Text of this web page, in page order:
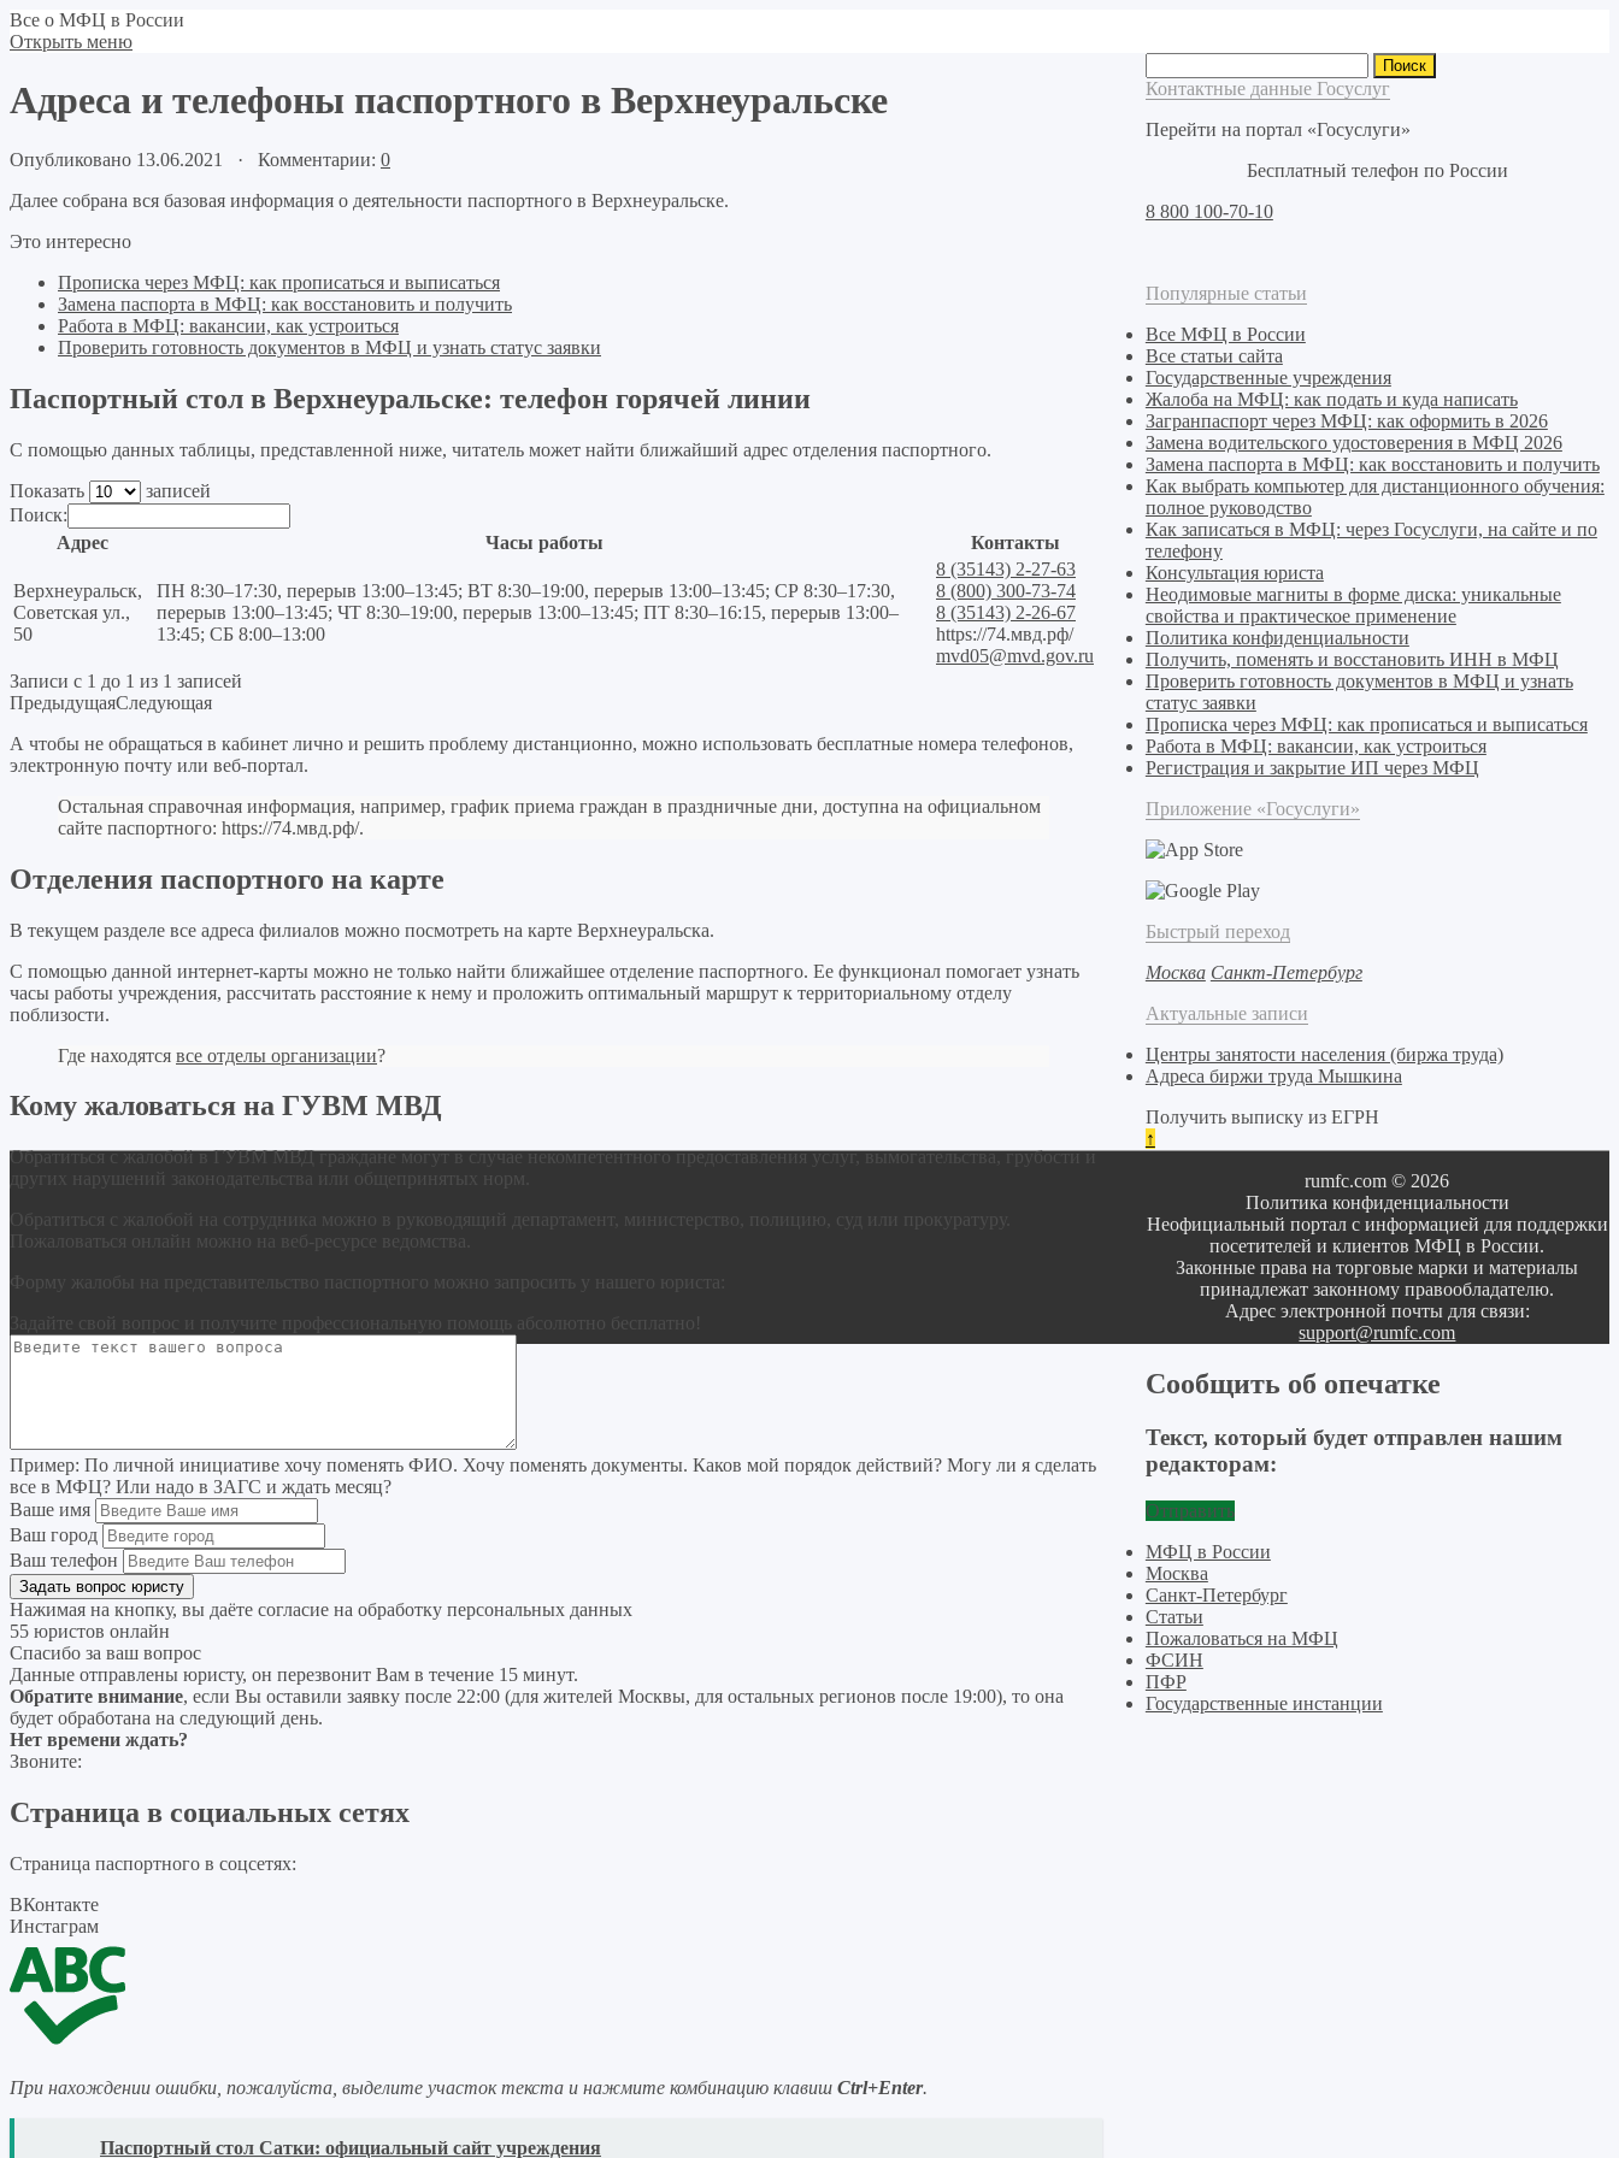
Все о МФЦ в России
Открыть меню
Адреса и телефоны паспортного в Верхнеуральске
Опубликовано 13.06.2021 · Комментарии: 0
Далее собрана вся базовая информация о деятельности паспортного в Верхнеуральске.
Это интересно
Прописка через МФЦ: как прописаться и выписаться
Замена паспорта в МФЦ: как восстановить и получить
Работа в МФЦ: вакансии, как устроиться
Проверить готовность документов в МФЦ и узнать статус заявки
Паспортный стол в Верхнеуральске: телефон горячей линии
С помощью данных таблицы, представленной ниже, читатель может найти ближайший адрес отделения паспортного.
Показать
записей
Поиск:
Адрес
Часы работы Контакты
Верхнеуральск,
Советская ул.,
50
ПН 8:30–17:30, перерыв 13:00–13:45; ВТ 8:30–19:00, перерыв 13:00–13:45; СР 8:30–17:30,
перерыв 13:00–13:45; ЧТ 8:30–19:00, перерыв 13:00–13:45; ПТ 8:30–16:15, перерыв 13:00–
13:45; СБ 8:00–13:00
8 (35143) 2-27-63
8 (800) 300-73-74
8 (35143) 2-26-67
https://74.мвд.рф/
mvd05@mvd.gov.ru
Записи с 1 до 1 из 1 записей
ПредыдущаяСледующая
А чтобы не обращаться в кабинет лично и решить проблему дистанционно, можно использовать бесплатные номера телефонов,
электронную почту или веб-портал.
Остальная справочная информация, например, график приема граждан в праздничные дни, доступна на официальном
сайте паспортного: https://74.мвд.рф/.
Отделения паспортного на карте
В текущем разделе все адреса филиалов можно посмотреть на карте Верхнеуральска.
С помощью данной интернет-карты можно не только найти ближайшее отделение паспортного. Ее функционал помогает узнать
часы работы учреждения, рассчитать расстояние к нему и проложить оптимальный маршрут к территориальному отделу
поблизости.
Где находятся все отделы организации?
Кому жаловаться на ГУВМ МВД
Обратиться с жалобой в ГУВМ МВД граждане могут в случае некомпетентного предоставления услуг, вымогательства, грубости и
других нарушений законодательства или общепринятых норм.
Обратиться с жалобой на сотрудника можно в руководящий департамент, министерство, полицию, суд или прокуратуру.
Пожаловаться онлайн можно на веб-ресурсе ведомства.
Форму жалобы на представительство паспортного можно запросить у нашего юриста:
Задайте свой вопрос
и получите профессиональную помощь абсолютно бесплатно!
Пример: По личной инициативе хочу поменять ФИО. Хочу поменять документы. Каков мой порядок действий? Могу ли я сделать
все в МФЦ? Или надо в ЗАГС и ждать месяц?
Ваше имя
Ваш город
Ваш телефон
Нажимая на кнопку, вы даёте согласие на обработку персональных данных
55 юристов онлайн
Спасибо за ваш вопрос
Данные отправлены юристу, он перезвонит Вам в течение 15 минут.
Обратите внимание, если Вы оставили заявку после 22:00 (для жителей Москвы, для остальных регионов после 19:00), то она
будет обработана на следующий день.
Нет времени ждать?
Звоните:
Страница в социальных сетях
Страница паспортного в соцсетях:
ВКонтакте
Инстаграм
При нахождении ошибки, пожалуйста, выделите участок текста и нажмите комбинацию клавиш Ctrl+Enter.
Паспортный стол Сатки: официальный сайт учреждения
Контактные данные Госуслуг
Перейти на портал «Госуслуги»
Бесплатный телефон по России
8 800 100-70-10
Популярные статьи
Все МФЦ в России
Все статьи сайта
Государственные учреждения
Жалоба на МФЦ: как подать и куда написать
Загранпаспорт через МФЦ: как оформить в 2026
Замена водительского удостоверения в МФЦ 2026
Замена паспорта в МФЦ: как восстановить и получить
Как выбрать компьютер для дистанционного обучения:
полное руководство
Как записаться в МФЦ: через Госуслуги, на сайте и по
телефону
Консультация юриста
Неодимовые магниты в форме диска: уникальные
свойства и практическое применение
Политика конфиденциальности
Получить, поменять и восстановить ИНН в МФЦ
Проверить готовность документов в МФЦ и узнать
статус заявки
Прописка через МФЦ: как прописаться и выписаться
Работа в МФЦ: вакансии, как устроиться
Регистрация и закрытие ИП через МФЦ
Приложение «Госуслуги»
Быстрый переход
Москва Санкт-Петербург
Актуальные записи
Центры занятости населения (биржа труда)
Адреса биржи труда Мышкина
Получить выписку из ЕГРН
↑
rumfc.com © 2026
Политика конфиденциальности
Неофициальный портал с информацией для поддержки
посетителей и клиентов МФЦ в России.
Законные права на торговые марки и материалы
принадлежат законному правообладателю.
Адрес электронной почты для связи:
support@rumfc.com
Сообщить об опечатке
Текст, который будет отправлен нашим
редакторам:
Отправить
МФЦ в России
Москва
Санкт-Петербург
Статьи
Пожаловаться на МФЦ
ФСИН
ПФР
Государственные инстанции